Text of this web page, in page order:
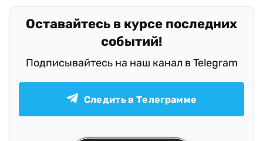
Оставайтесь в курсе последних
событий!
Подписывайтесь на наш канал в Telegram
Следить в Телеграмме